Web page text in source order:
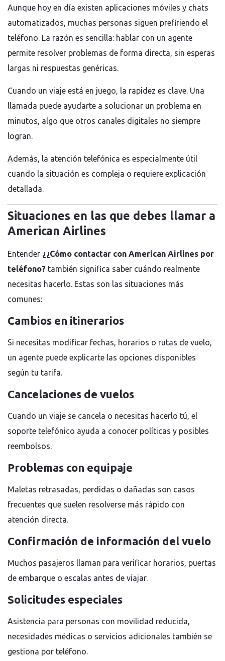
Aunque hoy en día existen aplicaciones móviles y chats
automatizados, muchas personas siguen prefiriendo el
teléfono. La razón es sencilla: hablar con un agente
permite resolver problemas de forma directa, sin esperas
largas ni respuestas genéricas.
Cuando un viaje está en juego, la rapidez es clave. Una
llamada puede ayudarte a solucionar un problema en
minutos, algo que otros canales digitales no siempre
logran.
Además, la atención telefónica es especialmente útil
cuando la situación es compleja o requiere explicación
detallada.
Situaciones en las que debes llamar a
American Airlines
Entender ¿¿Cómo contactar con American Airlines por
teléfono? también significa saber cuándo realmente
necesitas hacerlo. Estas son las situaciones más
comunes:
Cambios en itinerarios
Si necesitas modificar fechas, horarios o rutas de vuelo,
un agente puede explicarte las opciones disponibles
según tu tarifa.
Cancelaciones de vuelos
Cuando un viaje se cancela o necesitas hacerlo tú, el
soporte telefónico ayuda a conocer políticas y posibles
reembolsos.
Problemas con equipaje
Maletas retrasadas, perdidas o dañadas son casos
frecuentes que suelen resolverse más rápido con
atención directa.
Confirmación de información del vuelo
Muchos pasajeros llaman para verificar horarios, puertas
de embarque o escalas antes de viajar.
Solicitudes especiales
Asistencia para personas con movilidad reducida,
necesidades médicas o servicios adicionales también se
gestiona por teléfono.